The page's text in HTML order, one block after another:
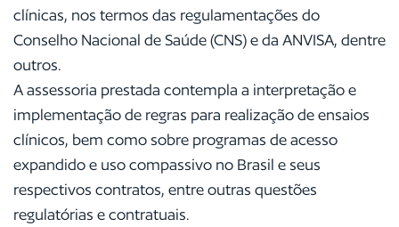
clínicas, nos termos das regulamentações do
Conselho Nacional de Saúde (CNS) e da ANVISA, dentre
outros.
A assessoria prestada contempla a interpretação e
implementação de regras para realização de ensaios
clínicos, bem como sobre programas de acesso
expandido e uso compassivo no Brasil e seus
respectivos contratos, entre outras questões
regulatórias e contratuais.